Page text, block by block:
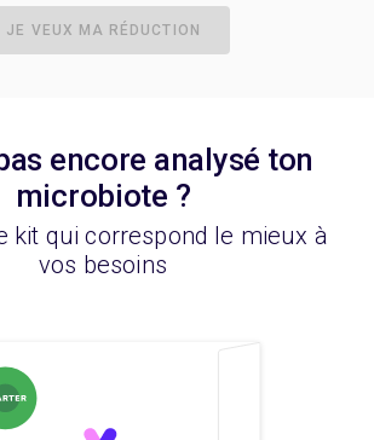
JE VEUX MA RÉDUCTION
encore analysé ton
microbiote ?
kit qui correspond le mieux à
vos besoins